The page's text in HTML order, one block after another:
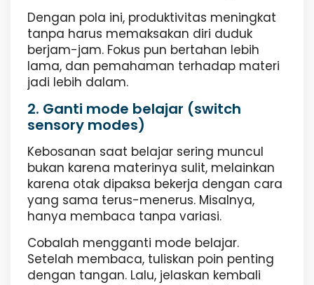
Dengan pola ini, produktivitas meningkat
tanpa harus memaksakan diri duduk
berjam-jam. Fokus pun bertahan lebih
lama, dan pemahaman terhadap materi
jadi lebih dalam.
2. Ganti mode belajar (switch
sensory modes)
Kebosanan saat belajar sering muncul
bukan karena materinya sulit, melainkan
karena otak dipaksa bekerja dengan cara
yang sama terus-menerus. Misalnya,
hanya membaca tanpa variasi.
Cobalah mengganti mode belajar.
Setelah membaca, tuliskan poin penting
dengan tangan. Lalu, jelaskan kembali